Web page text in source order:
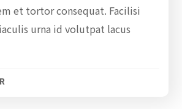
et tortor consequat. Facilisi
urna id volutpat lacus